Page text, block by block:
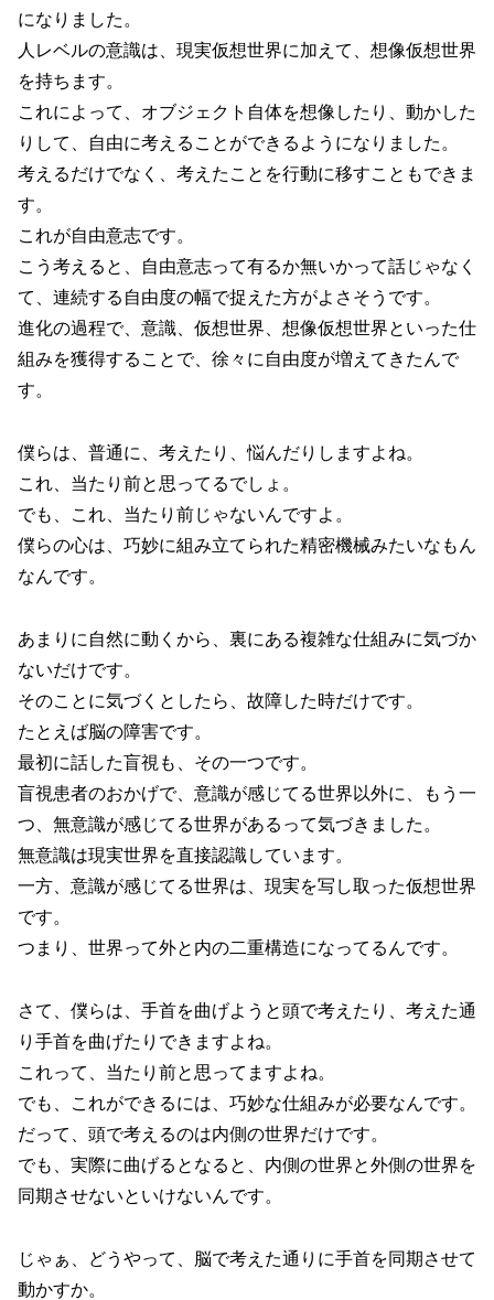
になりました。
人レベルの意識は、現実仮想世界に加えて、想像仮想世界
を持ちます。
これによって、オブジェクト自体を想像したり、動かした
りして、自由に考えることができるようになりました。
考えるだけでなく、考えたことを行動に移すこともできま
す。
これが自由意志です。
こう考えると、自由意志って有るか無いかって話じゃなく
て、連続する自由度の幅で捉えた方がよさそうです。
進化の過程で、意識、仮想世界、想像仮想世界といった仕
組みを獲得することで、徐々に自由度が増えてきたんで
す。
僕らは、普通に、考えたり、悩んだりしますよね。
これ、当たり前と思ってるでしょ。
でも、これ、当たり前じゃないんですよ。
僕らの心は、巧妙に組み立てられた精密機械みたいなもん
なんです。
あまりに自然に動くから、裏にある複雑な仕組みに気づか
ないだけです。
そのことに気づくとしたら、故障した時だけです。
たとえば脳の障害です。
最初に話した盲視も、その一つです。
盲視患者のおかげで、意識が感じてる世界以外に、もう一
つ、無意識が感じてる世界があるって気づきました。
無意識は現実世界を直接認識しています。
一方、意識が感じてる世界は、現実を写し取った仮想世界
です。
つまり、世界って外と内の二重構造になってるんです。
さて、僕らは、手首を曲げようと頭で考えたり、考えた通
り手首を曲げたりできますよね。
これって、当たり前と思ってますよね。
でも、これができるには、巧妙な仕組みが必要なんです。
だって、頭で考えるのは内側の世界だけです。
でも、実際に曲げるとなると、内側の世界と外側の世界を
同期させないといけないんです。
じゃぁ、どうやって、脳で考えた通りに手首を同期させて
動かすか。